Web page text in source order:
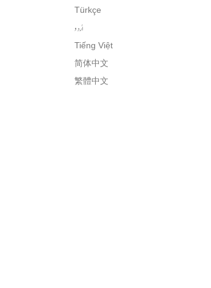
Türkçe
اُردو
Tiếng Việt
简体中文
繁體中文